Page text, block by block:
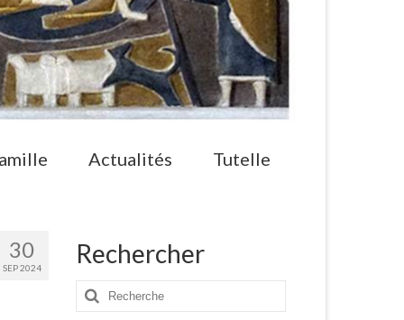
Actualités Tutelle
30
SEP 2024 Rechercher
Rechercher
: